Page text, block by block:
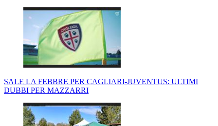
SALE LA FEBBRE PER CAGLIARI-JUVENTUS: ULTIMI
DUBBI PER MAZZARRI